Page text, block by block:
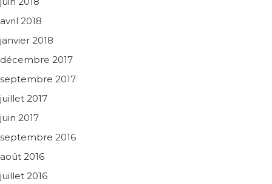
avril 2018
janvier 2018
décembre 2017
septembre 2017
juillet 2017
juin 2017
septembre 2016
août 2016
juillet 2016